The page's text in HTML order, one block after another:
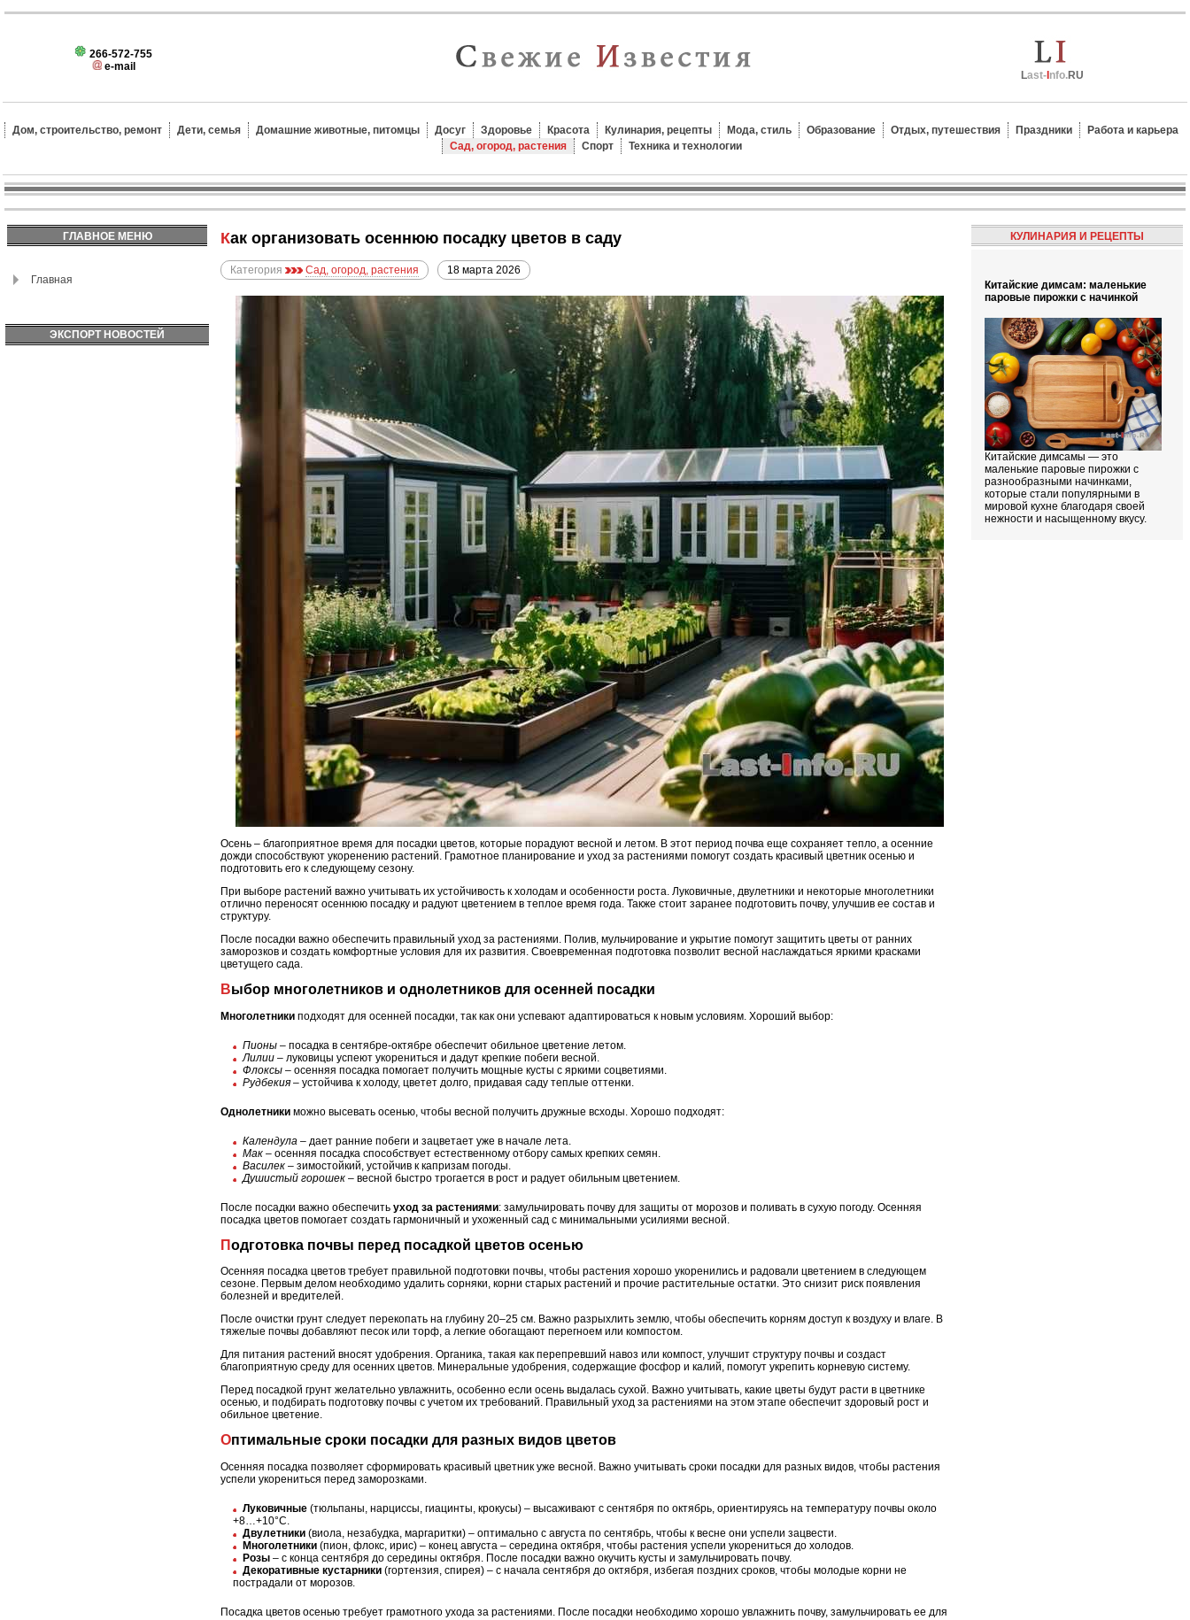
266-572-755
e-mail
Last- nfo.RU
Дом, строительство, ремонт Дети, семья Домашние животные, питомцы Досуг Здоровье Красота Кулинария, рецепты Мода, стиль Образование Отдых, путешествия Праздники
Работа и карьера
Сад, огород, растения
Спорт Техника и технологии
ГЛАВНОЕ МЕНЮ
Главная
ЭКСПОРТ НОВОСТЕЙ
Как организовать осеннюю посадку цветов в саду
Категория Сад, огород, растения 18 марта 2026
Осень – благоприятное время для посадки цветов, которые порадуют весной и летом. В этот период почва еще сохраняет тепло, а осенние
дожди способствуют укоренению растений. Грамотное планирование и уход за растениями помогут создать красивый цветник осенью и
подготовить его к следующему сезону.
При выборе растений важно учитывать их устойчивость к холодам и особенности роста. Луковичные, двулетники и некоторые многолетники
отлично переносят осеннюю посадку и радуют цветением в теплое время года. Также стоит заранее подготовить почву, улучшив ее состав и
структуру.
После посадки важно обеспечить правильный уход за растениями. Полив, мульчирование и укрытие помогут защитить цветы от ранних
заморозков и создать комфортные условия для их развития. Своевременная подготовка позволит весной наслаждаться яркими красками
цветущего сада.
Выбор многолетников и однолетников для осенней посадки
Многолетники подходят для осенней посадки, так как они успевают адаптироваться к новым условиям. Хороший выбор:
Пионы – посадка в сентябре-октябре обеспечит обильное цветение летом.
Лилии – луковицы успеют укорениться и дадут крепкие побеги весной.
Флоксы – осенняя посадка помогает получить мощные кусты с яркими соцветиями.
Рудбекия – устойчива к холоду, цветет долго, придавая саду теплые оттенки.
Однолетники можно высевать осенью, чтобы весной получить дружные всходы. Хорошо подходят:
Календула – дает ранние побеги и зацветает уже в начале лета.
Мак – осенняя посадка способствует естественному отбору самых крепких семян.
Василек – зимостойкий, устойчив к капризам погоды.
Душистый горошек – весной быстро трогается в рост и радует обильным цветением.
После посадки важно обеспечить уход за растениями: замульчировать почву для защиты от морозов и поливать в сухую погоду. Осенняя
посадка цветов помогает создать гармоничный и ухоженный сад с минимальными усилиями весной.
Подготовка почвы перед посадкой цветов осенью
Осенняя посадка цветов требует правильной подготовки почвы, чтобы растения хорошо укоренились и радовали цветением в следующем
сезоне. Первым делом необходимо удалить сорняки, корни старых растений и прочие растительные остатки. Это снизит риск появления
болезней и вредителей.
После очистки грунт следует перекопать на глубину 20–25 см. Важно разрыхлить землю, чтобы обеспечить корням доступ к воздуху и влаге. В
тяжелые почвы добавляют песок или торф, а легкие обогащают перегноем или компостом.
Для питания растений вносят удобрения. Органика, такая как перепревший навоз или компост, улучшит структуру почвы и создаст
благоприятную среду для осенних цветов. Минеральные удобрения, содержащие фосфор и калий, помогут укрепить корневую систему.
Перед посадкой грунт желательно увлажнить, особенно если осень выдалась сухой. Важно учитывать, какие цветы будут расти в цветнике
осенью, и подбирать подготовку почвы с учетом их требований. Правильный уход за растениями на этом этапе обеспечит здоровый рост и
обильное цветение.
Оптимальные сроки посадки для разных видов цветов
Осенняя посадка позволяет сформировать красивый цветник уже весной. Важно учитывать сроки посадки для разных видов, чтобы растения
успели укорениться перед заморозками.
Луковичные (тюльпаны, нарциссы, гиацинты, крокусы) – высаживают с сентября по октябрь, ориентируясь на температуру почвы около
+8…+10°C.
Двулетники (виола, незабудка, маргаритки) – оптимально с августа по сентябрь, чтобы к весне они успели зацвести.
Многолетники (пион, флокс, ирис) – конец августа – середина октября, чтобы растения успели укорениться до холодов.
Розы – с конца сентября до середины октября. После посадки важно окучить кусты и замульчировать почву.
Декоративные кустарники (гортензия, спирея) – с начала сентября до октября, избегая поздних сроков, чтобы молодые корни не
пострадали от морозов.
Посадка цветов осенью требует грамотного ухода за растениями. После посадки необходимо хорошо увлажнить почву, замульчировать ее для
КУЛИНАРИЯ И РЕЦЕПТЫ
Китайские димсам: маленькие
паровые пирожки с начинкой
Китайские димсамы — это
маленькие паровые пирожки с
разнообразными начинками,
которые стали популярными в
мировой кухне благодаря своей
нежности и насыщенному вкусу.